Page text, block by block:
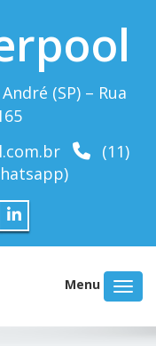
(SP) – Rua
(11)
Menu